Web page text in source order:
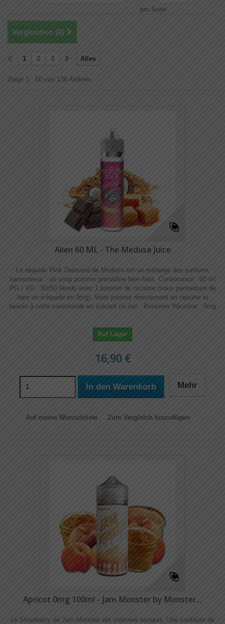
pro Seite
Vergleichen (0)
Alles
1 2 3
Zeige 1 - 60 von 138 Artikeln
Alien 60 ML - The Medusa Juice
Le eliquide Pink Diamond de Medusa est un mélange des parfums
harmonieux : un sirop pomme grenadine bien frais. Contenance : 60 ml
PG / VG : 50/50 Vendu avec 1 booster de nicotine (vous permettant de
faire un e-liquide en 3mg). Vous pouvez directement en rajouter si
besoin à cette commande en suivant ce lien : Boosters !​​ Nicotine : 0mg
Auf Lager
16,90 €
In den Warenkorb Mehr
Auf meine Wunschliste Zum Vergleich hinzufügen
Apricot 0mg 100ml - Jam Monster by Monster...
Le Strawberry de Jam Monster est vraiment excquis. Une confiture de